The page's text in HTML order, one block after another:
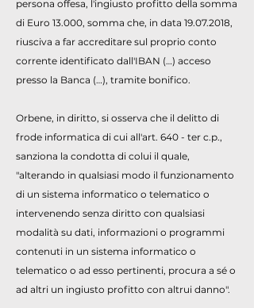
persona offesa, l'ingiusto profitto della somma
di Euro 13.000, somma che, in data 19.07.2018,
riusciva a far accreditare sul proprio conto
corrente identificato dall'IBAN (…) acceso
presso la Banca (…), tramite bonifico.
Orbene, in diritto, si osserva che il delitto di
frode informatica di cui all'art. 640 - ter c.p.,
sanziona la condotta di colui il quale,
"alterando in qualsiasi modo il funzionamento
di un sistema informatico o telematico o
intervenendo senza diritto con qualsiasi
modalità su dati, informazioni o programmi
contenuti in un sistema informatico o
telematico o ad esso pertinenti, procura a sé o
ad altri un ingiusto profitto con altrui danno".